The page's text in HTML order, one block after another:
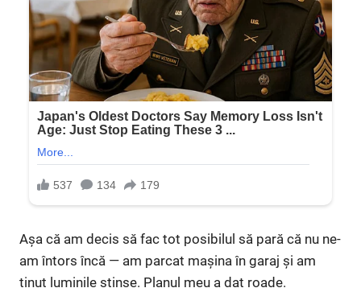
Așa că am decis să fac tot posibilul să pară că nu ne-
am întors încă — am parcat mașina în garaj și am
ținut luminile stinse. Planul meu a dat roade.